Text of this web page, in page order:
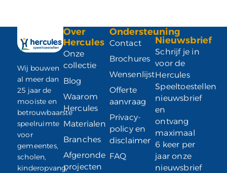
Wij bouwen
al meer dan
25 jaar de
mooiste en
betrouwbaarste
speelruimte
voor
gemeentes,
scholen,
kinderopvang,
Over
Hercules
Onze
collectie
Blog
Waarom
Hercules
Materialen
Branches
Afgeronde
projecten
Ondersteuning
Contact
Brochures
Wensenlijst
Offerte
aanvraag
Privacy-
policy en
disclaimer
FAQ
Nieuwsbrief
Schrijf je in
voor de
Hercules
Speeltoestellen
nieuwsbrief
en
ontvang
maximaal
6 keer per
jaar onze
nieuwsbrief